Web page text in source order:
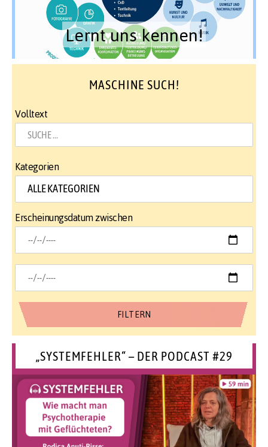
Lernt uns kennen!
MASCHINE SUCH!
Volltext
Kategorien
Erscheinungsdatum zwischen
„SYSTEMFEHLER“ – DER PODCAST #29